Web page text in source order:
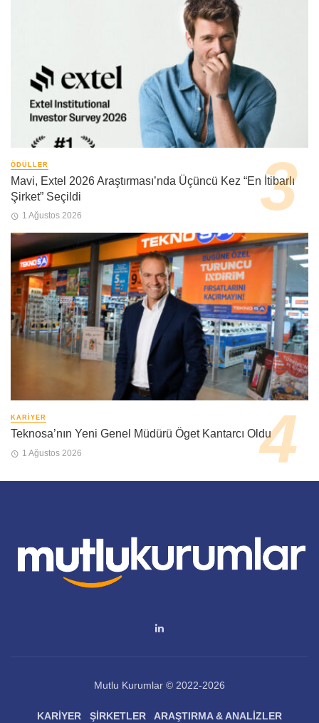
ÖDÜLLER
Mavi, Extel 2026 Araştırması’nda Üçüncü Kez “En İtibarlı
Şirket” Seçildi
1 Ağustos 2026
KARIYER
Teknosa’nın Yeni Genel Müdürü Öget Kantarcı Oldu
1 Ağustos 2026
Mutlu Kurumlar © 2022-2026
KARIYER ŞIRKETLER ARAŞTIRMA & ANALIZLER